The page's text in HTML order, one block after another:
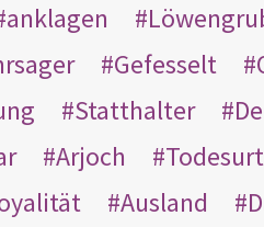
anklagen
Gefesselt
Statthalter
Arjoch
Ausland